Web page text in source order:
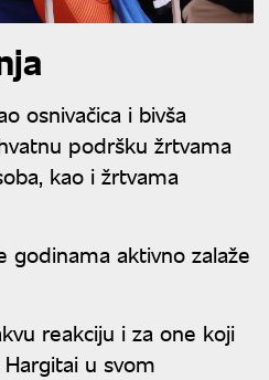
osnivačica i bivša
podršku žrtvama
kao i žrtvama
godinama aktivno zalaže
reakciju i za one koji
u svom